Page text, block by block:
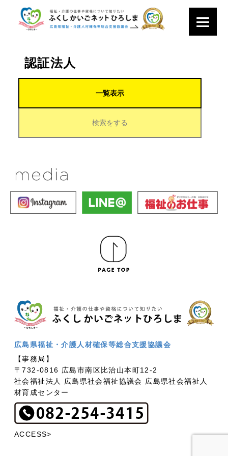
認証法人
一覧表示
検索をする
広島県福祉・介護人材確保等総合支援協議会
【事務局】
〒732-0816 広島市南区比治山本町12-2
社会福祉法人 広島県社会福祉協議会 広島県社会福祉人
材育成センター
ACCESS>